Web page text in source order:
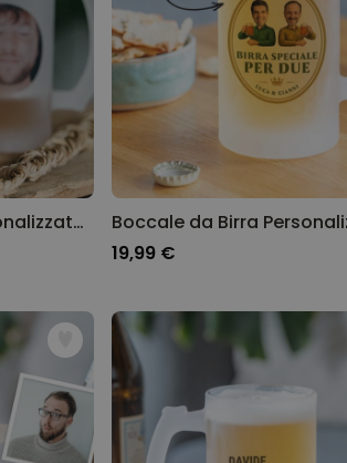
Boccale da Birra Personalizzato con Foto e Testo
19,99 €